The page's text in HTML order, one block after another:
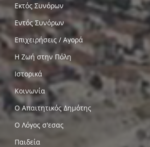
Εκτός Συνόρων
Εντός Συνόρων
Επιχειρήσεις / Αγορά
Η Ζωή στην Πόλη
Ιστορικά
Κοινωνία
Ο Απαιτητικός Δημότης
Ο Λόγος σ'εσας
Παιδεία